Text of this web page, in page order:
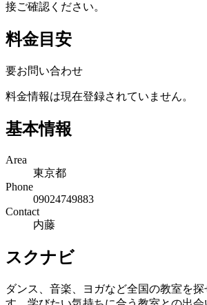
接ご確認ください。
料金目安
要お問い合わせ
料金情報は現在登録されていません。
基本情報
Area
東京都
Phone
09024749883
Contact
内藤
スクナビ
ダンス、音楽、ヨガなど全国の教室を